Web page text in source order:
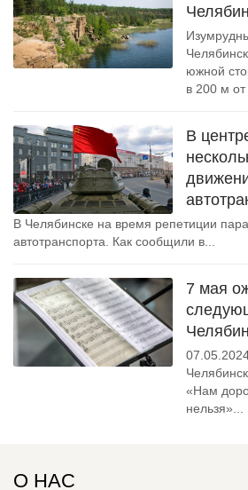
южной
в 200 м от
В
В Челябинске на время репетиции
автотранспорта. Как сообщили в...
7 мая
«Нам
нельзя»...
О НАС